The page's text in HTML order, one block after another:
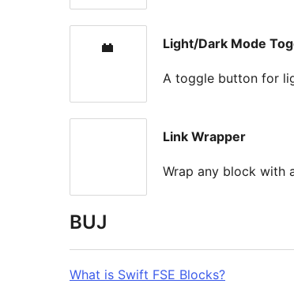
Light/Dark Mode
A toggle button for
Link Wrapper
Wrap any block with
BUJ
What is Swift FSE Blocks?